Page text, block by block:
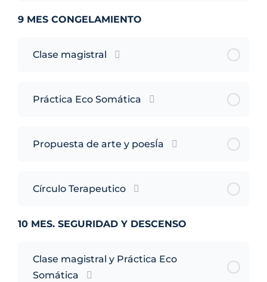
9 MES CONGELAMIENTO
Clase magistral
Práctica Eco Somática
Propuesta de arte y poesÍa
Círculo Terapeutico
10 MES. SEGURIDAD Y DESCENSO
Clase magistral y Práctica Eco
Somática